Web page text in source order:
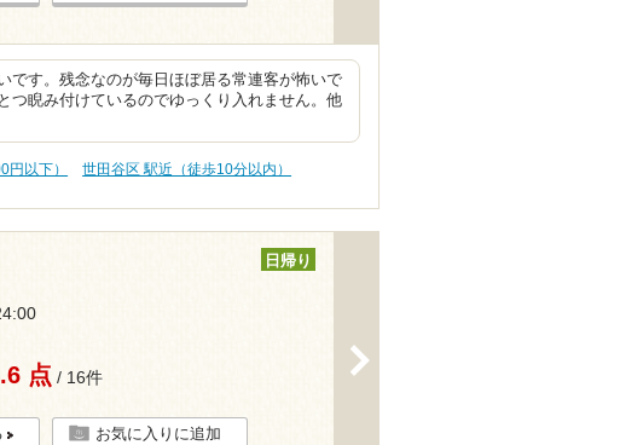
です。残念なのが毎日ほぼ居る常連客が怖いで
つ睨み付けているのでゆっくり入れません。他
以下）
世田谷区 駅近（徒歩10分以内）
日帰り
点 / 16件
お気に入りに追加